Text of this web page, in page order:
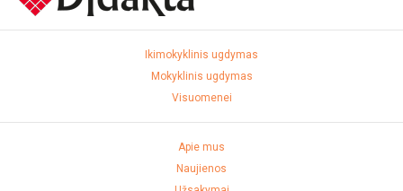
Ikimokyklinis ugdymas
Mokyklinis ugdymas
Visuomenei
Apie mus
Naujienos